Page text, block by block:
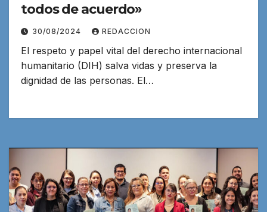
todos de acuerdo»
30/08/2024 REDACCION
El respeto y papel vital del derecho internacional
humanitario (DIH) salva vidas y preserva la
dignidad de las personas. El…